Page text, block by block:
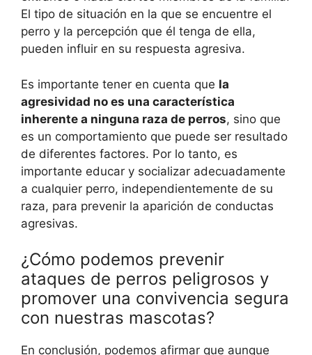
El tipo de situación en la que se encuentre el
perro y la percepción que él tenga de ella,
pueden influir en su respuesta agresiva.
Es importante tener en cuenta que la
agresividad no es una característica
inherente a ninguna raza de perros, sino que
es un comportamiento que puede ser resultado
de diferentes factores. Por lo tanto, es
importante educar y socializar adecuadamente
a cualquier perro, independientemente de su
raza, para prevenir la aparición de conductas
agresivas.
¿Cómo podemos prevenir
ataques de perros peligrosos y
promover una convivencia segura
con nuestras mascotas?
En conclusión, podemos afirmar que aunque